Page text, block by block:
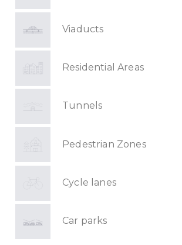
Viaducts
Residential Areas
Tunnels
Pedestrian Zones
Cycle lanes
Car parks